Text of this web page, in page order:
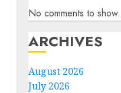
No comments to show.
ARCHIVES
August 2026
July 2026